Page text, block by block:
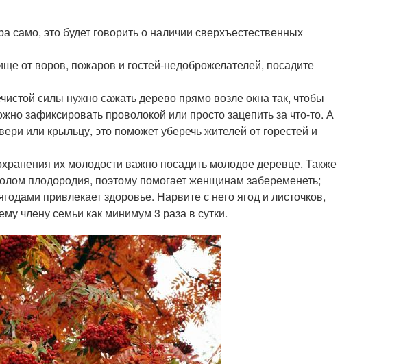
само, это будет говорить о наличии сверхъестественных
от воров, пожаров и гостей-недоброжелателей, посадите
силы нужно сажать дерево прямо возле окна так, чтобы
зафиксировать проволокой или просто зацепить за что-то. А
или крыльцу, это поможет уберечь жителей от горестей и
их молодости важно посадить молодое деревце. Также
плодородия, поэтому помогает женщинам забеременеть;
привлекает здоровье. Нарвите с него ягод и листочков,
члену семьи как минимум 3 раза в сутки.